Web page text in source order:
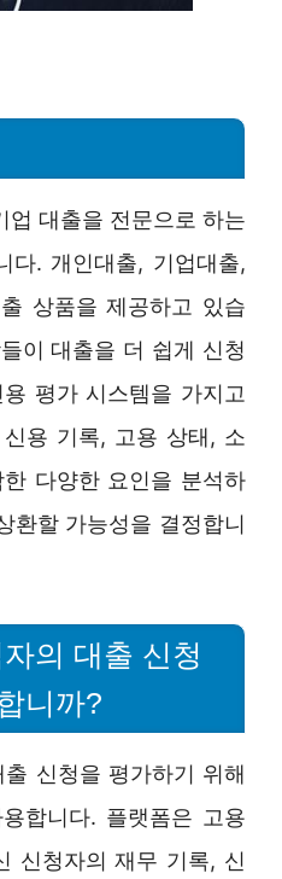
대출을 전문으로 하는
다. 개인대출, 기업대출,
상품을 제공하고 있습
이 대출을 더 쉽게 신청
평가 시스템을 가지고
용 기록, 고용 상태, 소
다양한 요인을 분석하
환할 가능성을 결정합니
의 대출 신청
니까?
신청을 평가하기 위해
합니다. 플랫폼은 고용
신청자의 재무 기록, 신